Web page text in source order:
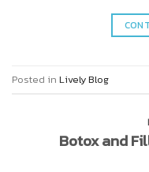
Posted in Lively Blog
Botox and